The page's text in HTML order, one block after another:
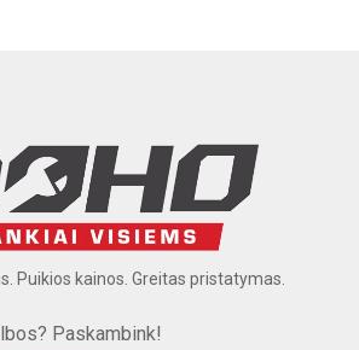
Puikios kainos. Greitas pristatymas.
Paskambink!